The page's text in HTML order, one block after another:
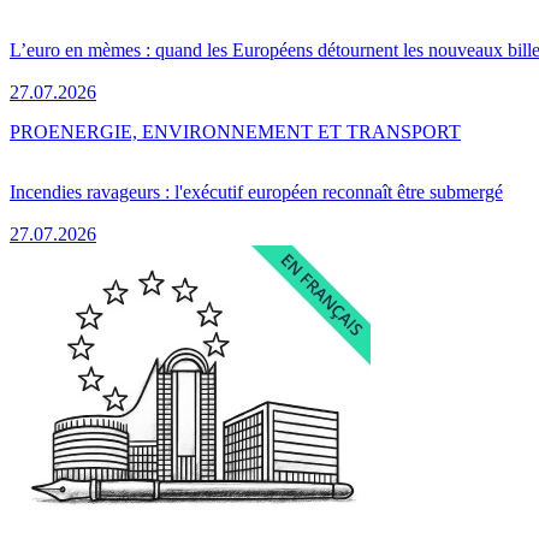
L’euro en mèmes : quand les Européens détournent les nouveaux
27.07.2026
Incendies ravageurs : l'exécutif européen reconnaît être submergé
27.07.2026
PROENERGIE, ENVIRONNEMENT ET TRANSPORT